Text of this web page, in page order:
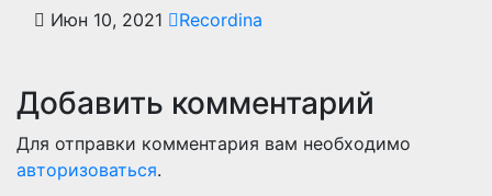
Июн 10, 2021 Recordina
Добавить комментарий
Для отправки комментария вам необходимо
авторизоваться.